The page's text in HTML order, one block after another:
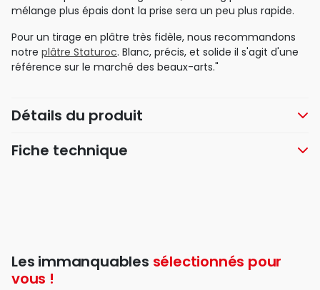
mélange plus épais dont la prise sera un peu plus rapide.
Pour un tirage en plâtre très fidèle, nous recommandons
notre plâtre Staturoc. Blanc, précis, et solide il s'agit d'une
référence sur le marché des beaux-arts."
Détails du produit
Fiche technique
Les immanquables sélectionnés pour
vous !